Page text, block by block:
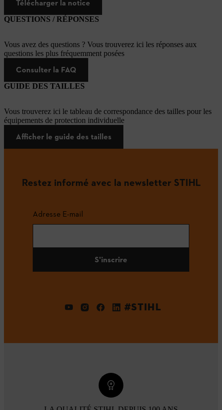
Télécharger la notice
QUESTIONS / RÉPONSES
Vous avez des questions ? Vous trouverez ici les réponses aux
questions les plus fréquemment posées
Consulter la FAQ
GUIDE DES TAILLES
Vous trouverez ici le tableau de correspondance des tailles pour les
équipements de protection individuelle
Afficher le guide des tailles
Restez informé avec la newsletter STIHL
Adresse E-mail
S'inscrire
#STIHL